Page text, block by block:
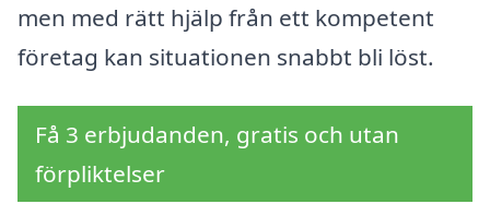
men med rätt hjälp från ett kompetent
företag kan situationen snabbt bli löst.
Få 3 erbjudanden, gratis och utan
förpliktelser